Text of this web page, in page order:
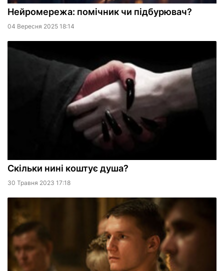
Нейромережа: помічник чи підбурювач?
04 Вересня 2025 18:14
Скільки нині коштує душа?
30 Травня 2023 17:18